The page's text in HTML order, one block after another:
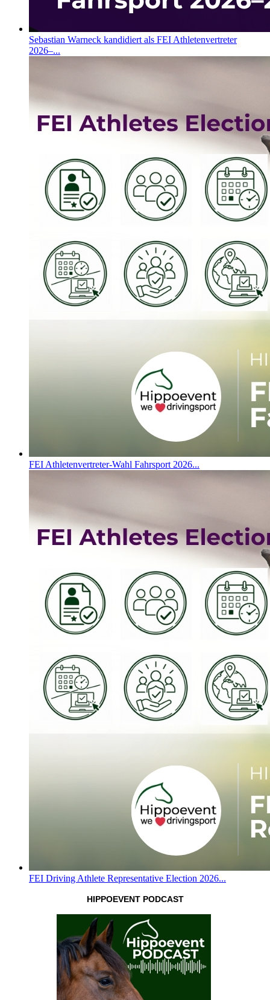
Sebastian Warneck kandidiert als FEI Athletenvertreter
2026–...
FEI Athletenvertreter-Wahl Fahrsport 2026...
FEI Driving Athlete Representative Election 2026...
HIPPOEVENT PODCAST